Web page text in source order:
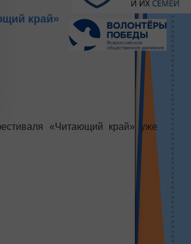
край»
«Читающий край» уже